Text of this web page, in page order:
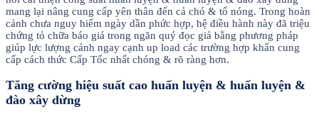
mang lại nâng cung cấp yên thân đến cả chó & tổ nóng. Trong hoàn
cảnh chưa nguy hiểm ngày dần phức hợp, hệ điều hành này đã triệu
chứng tỏ chữa báo giá trong ngăn quý đọc giả bằng phương pháp
giúp lực lượng cảnh ngay cạnh up load các trường hợp khẩn cung
cấp cách thức Cấp Tốc nhất chóng & rõ ràng hơn.
Tăng cường hiệu suất cao huấn luyện & huấn luyện &
đào xây dừng